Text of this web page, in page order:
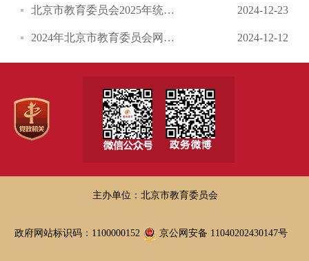
2024-12-23
北京市教育委员会2025年统计资料发布计划
2024-12-12
2024年北京市教育委员会网站信息内容建设四季度自查情况报告
主办单位：北京市教育委员会
政府网站标识码：1100000152 京公网安备 11040202430147号